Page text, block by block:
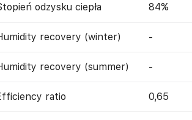
odzysku ciepła 84%
recovery (winter) -
recovery (summer) -
ratio 0,65